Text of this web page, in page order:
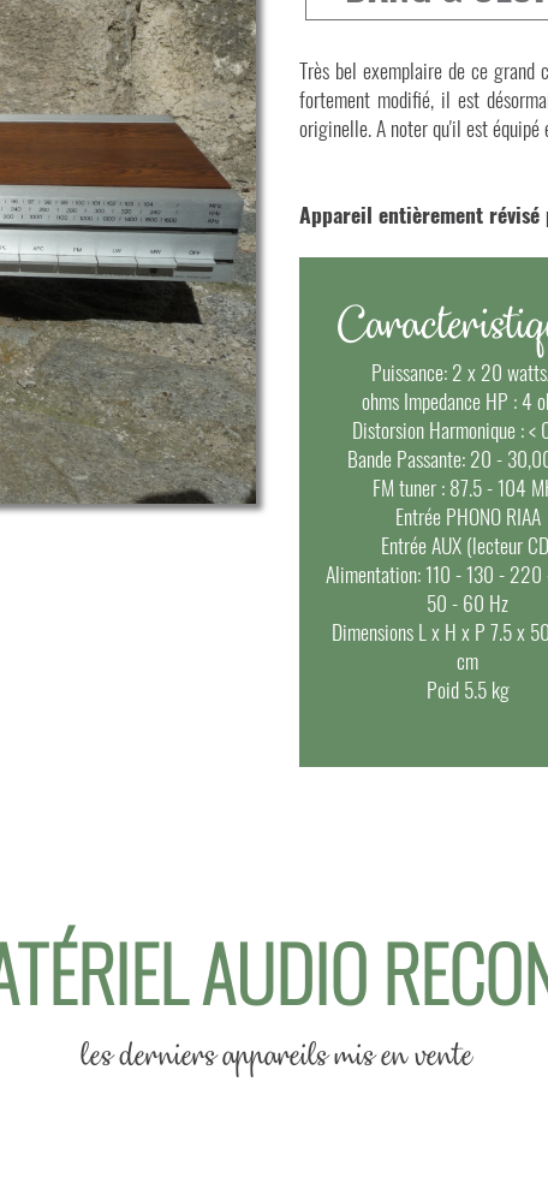
Très bel exemplaire de ce grand
fortement modifié, il est
originelle. A noter qu'il est équipé
Appareil entièrement
Puissance:2 x 20
ohms Impedance HP : 4
Distorsion Harmonique: <
Bande Passante: 20 -
FM tuner: 87.5 - 104
Entrée PHONO RIAA
Entrée AUX (lecteur
Alimentation: 110 - 130 -
50 - 60 Hz
DimensionsL x H x P 7.5 x
cm
Poid5.5 kg
AUDIO
les derniers appareils mis en vente